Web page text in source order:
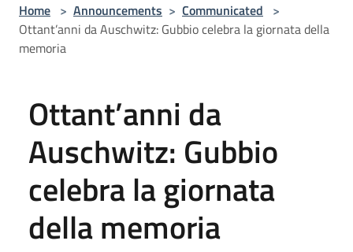
Home > Announcements > Communicated >
Ottant’anni da Auschwitz: Gubbio celebra la giornata della
memoria
Ottant’anni da
Auschwitz: Gubbio
celebra la giornata
della memoria